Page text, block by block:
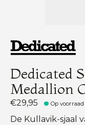
Dedicated
Medallion
€29,95 Op voorraad
De Kullavik-sjaal